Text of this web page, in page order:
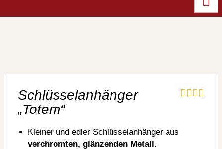
Schlüsselanhänger
„Totem“
Kleiner und edler Schlüsselanhänger aus
verchromten, glänzenden Metall.